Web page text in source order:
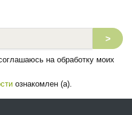
>
на обработку моих
ознакомлен (а).